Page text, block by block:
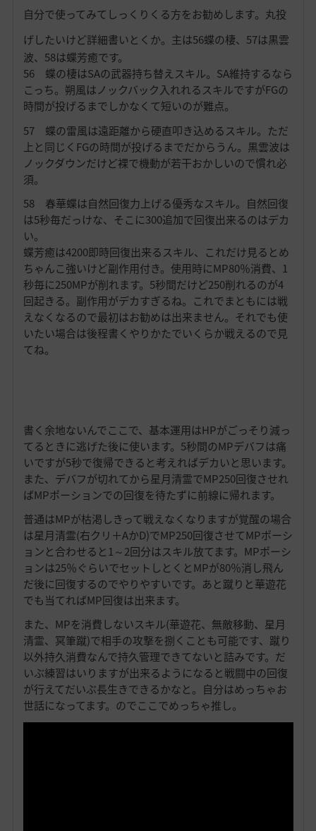
自分で使ってみてしっくりくる方をお勧めします。丸投
げしたいけど詳細書いとくか。 主は56蝶の棲、57は黒雲
波、58は蝶芳癒です。
56 蝶の棲はSAの武器持ち替えスキル。SA維持するなら
こっち。朔風はノックバック入れれるスキルですがFGの
時間が投げるまでしかなくて短いのが難点。
57 蝶の雷風は遠距離から硬直叩き込めるスキル。ただ
上と同じくFGの時間が投げるまでだからうん。黒雲波は
ノックダウンだけど裸で機動が若干おかしいので慣れ必
須。
58 春華蝶は自然回復力上げる優秀なスキル。自然回復
は5秒毎だっけな、そこに300追加で回復出来るのはデカ
い。
蝶芳癒は4200即時回復出来るスキル、これだけ見るとめ
ちゃんこ強いけど副作用付き。使用時にMP80％消費、1
秒毎に250MPが削れます。5秒間だけど250削れるのが4
回起きる。副作用がデカすぎるね。これでまともには戦
えなくなるので最初はお勧めは出来ません。それでも使
いたい場合は後程書くやりかたでいくらか戦えるので見
てね。
書く余地ないんでここで、基本運用はHPがごっそり減っ
てるときに逃げた後に使います。5秒間のMPデバフは痛
いですが5秒で復帰できると考えればデカいと思います。
また、デバフが切れてから星月清霊でMP250回復させれ
ばMPポーションでの回復を待たずに前線に帰れます。
普通はMPが枯渇しきって戦えなくなりますが覚醒の場合
は星月清霊(右クリ＋AかD)でMP250回復させてMPポーシ
ョンと合わせると1～2回分はスキル放てます。MPポーシ
ョンは25％ぐらいでセットしとくとMPが80％消し飛ん
だ後に回復するのでやりやすいです。あと蹴りと華遊花
でも当てればMP回復は出来ます。
また、MPを消費しないスキル(華遊花、無敵移動、星月
清霊、冥筆蹴)で相手の攻撃を捌くことも可能です、蹴り
以外持久消費なんで持久管理できてないと詰みです。だ
いぶ練習はいりますが出来るようになると戦闘中の回復
が行えてだいぶ長生きできるかなと。自分はめっちゃお
世話になってます。のでここでめっちゃ推し。